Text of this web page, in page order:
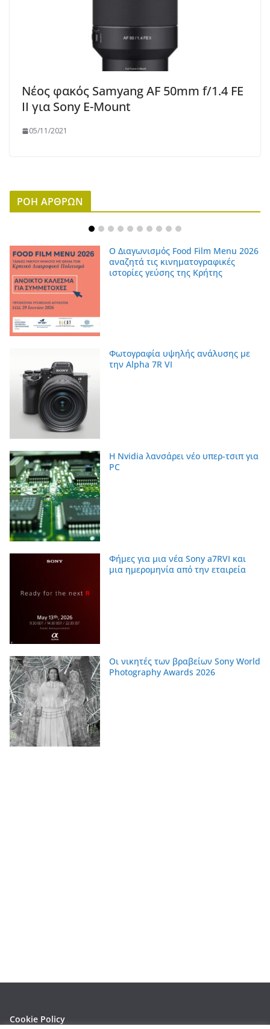
Νέος φακός Samyang AF 50mm f/1.4 FE
II για Sony E-Mount
05/11/2021
ΡΟΗ ΑΡΘΡΩΝ
Ο Διαγωνισμός Food Film Menu 2026
αναζητά τις κινηματογραφικές
ιστορίες γεύσης της Κρήτης
Φωτογραφία υψηλής ανάλυσης με
την Alpha 7R VI
Η Nvidia λανσάρει νέο υπερ-τσιπ για
PC
Φήμες για μια νέα Sony a7RVI και
μια ημερομηνία από την εταιρεία
Οι νικητές των βραβείων Sony World
Photography Awards 2026
Cookie Policy